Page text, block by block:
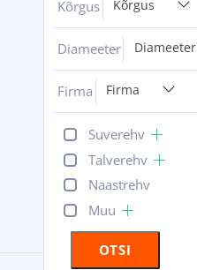
Kõrgus Kõrgus
Diameeter Diameeter
Firma Firma
Suverehv
Talverehv
Naastrehv
Muu
OTSI